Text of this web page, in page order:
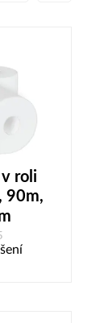
roli
90m,